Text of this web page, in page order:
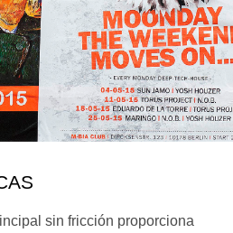
sin fricción proporciona